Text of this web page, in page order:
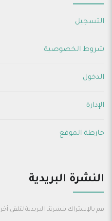
التسجيل
شروط الخصوصية
الدخول
الإدارة
خارطة الموقع
النشرة البريدية
قم بالإشتراك بنشرتنا البريدية لتلقي